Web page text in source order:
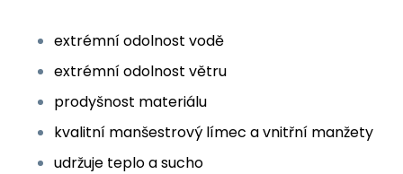
extrémní odolnost vodě
extrémní odolnost větru
prodyšnost materiálu
kvalitní manšestrový límec a vnitřní manžety
udržuje teplo a sucho